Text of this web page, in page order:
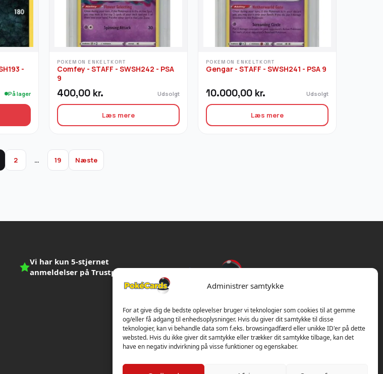
Administrer samtykke
For at give dig de bedste oplevelser bruger vi teknologier som cookies til at gemme
og/eller få adgang til enhedsoplysninger. Hvis du giver dit samtykke til disse
teknologier, kan vi behandle data som f.eks. browsingadfærd eller unikke ID'er på dette
websted. Hvis du ikke giver dit samtykke eller trækker dit samtykke tilbage, kan det
have en negativ indvirkning på visse funktioner og egenskaber.
-
På lager
POKEMON ENKELTKORT
Comfey - STAFF - SWSH242 - PSA
9
400,00 kr. Udsolgt
Læs mere
POKEMON ENKELTKORT
Gengar - STAFF - SWSH241 - PSA 9
10.000,00 kr. Udsolgt
Læs mere
2 … 19 Næste
Vi har kun 5-stjernet
anmeldelser på Trustpilot